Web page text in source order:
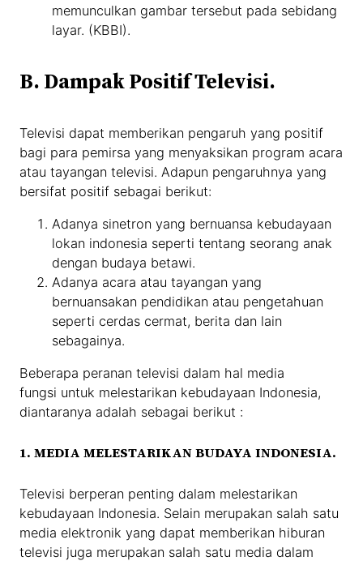
memunculkan gambar tersebut pada sebidang
layar. (KBBI).
B. Dampak Positif Televisi.
Televisi dapat memberikan pengaruh yang positif
bagi para pemirsa yang menyaksikan program acara
atau tayangan televisi. Adapun pengaruhnya yang
bersifat positif sebagai berikut:
Adanya sinetron yang bernuansa kebudayaan
lokan indonesia seperti tentang seorang anak
dengan budaya betawi.
Adanya acara atau tayangan yang
bernuansakan pendidikan atau pengetahuan
seperti cerdas cermat, berita dan lain
sebagainya.
Beberapa peranan televisi dalam hal media
fungsi untuk melestarikan kebudayaan Indonesia,
diantaranya adalah sebagai berikut :
1. MEDIA MELESTARIKAN BUDAYA INDONESIA.
Televisi berperan penting dalam melestarikan
kebudayaan Indonesia. Selain merupakan salah satu
media elektronik yang dapat memberikan hiburan
televisi juga merupakan salah satu media dalam